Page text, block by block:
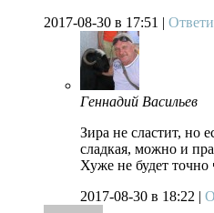
2017-08-30 в 17:51 |
Геннадий Васильев
Зира не сластит, но
сладкая, можно и
Хуже не будет точно
2017-08-30 в 18:22 |